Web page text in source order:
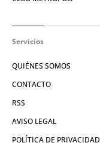
Servicios
QUIÉNES SOMOS
CONTACTO
RSS
AVISO LEGAL
POLÍTICA DE PRIVACIDAD